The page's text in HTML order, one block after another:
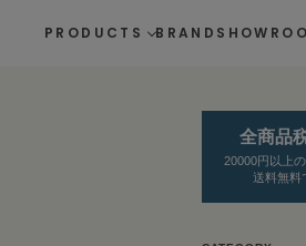
PRODUCTS BRAND
全商品
20000円以上
送料無料